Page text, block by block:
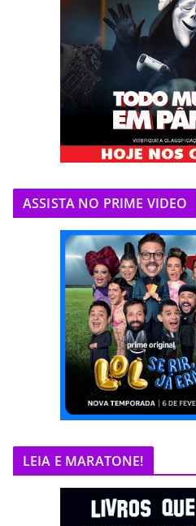
ASSISTA NO PRIME VIDEO
LEIA E MARATONE!